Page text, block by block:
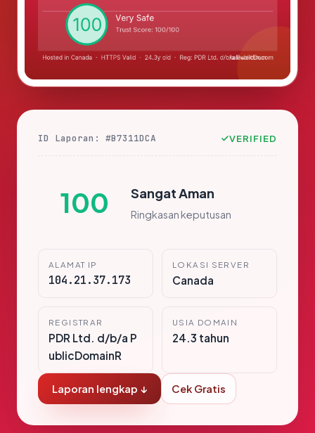
ID Laporan: #B7311DCA VERIFIED
100 Sangat Aman
Ringkasan keputusan
ALAMAT IP
104.21.37.173
LOKASI SERVER
Canada
REGISTRAR
PDR Ltd. d/b/a P
ublicDomainR
USIA DOMAIN
24.3 tahun
Laporan lengkap ↓ Cek Gratis